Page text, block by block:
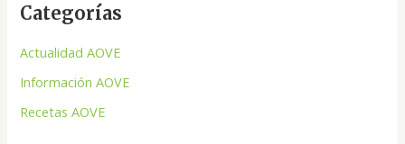
a
o
r
Categorías
Actualidad AOVE
Información AOVE
Recetas AOVE